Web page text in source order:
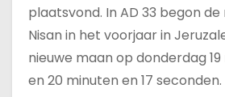
plaatsvond. In AD 33 begon
Nisan in het voorjaar in
nieuwe maan op donderdag
en 20 minuten en 17 seconden.